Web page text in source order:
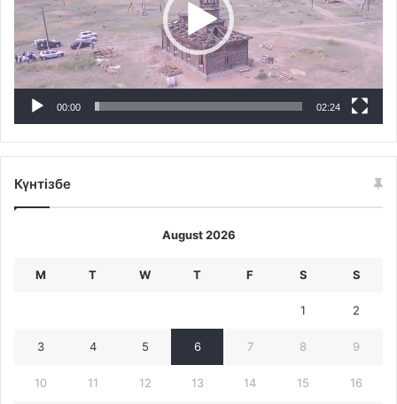
00:00 02:24
Күнтізбе
August 2026
M T W T F S S
1 2
3 4 5 6 7 8 9
10 11 12 13 14 15 16